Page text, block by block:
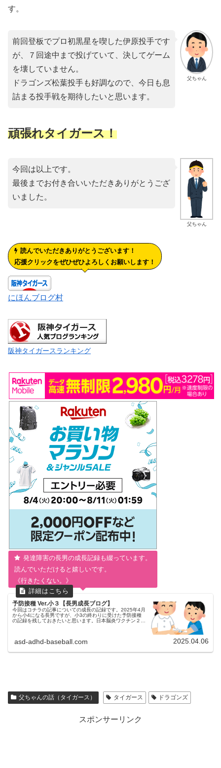
す。
父ちゃん
前回登板でプロ初黒星を喫した伊原投手です
が、７回途中まで投げていて、決してゲーム
を壊していません。
ドラゴンズ松葉投手も好調なので、今日も息
詰まる投手戦を期待したいと思います。
頑張れタイガース！
父ちゃん
今回は以上です。
最後までお付き合いいただきありがとうござ
いました。
読んでいただきありがとうございます！
応援クリックをぜひぜひよろしくお願いします！
にほんブログ村
阪神タイガースランキング
発達障害の長男の成長記録も綴っています。
読んでいただけると嬉しいです。
《行きたくない。》
予防接種 Ver.小３【長男成長ブログ】
今回はコチラの記事についての成長の記録です。2025年4月
から小4になる長男ですが、小3の終わりに受けた予防接種
の記録を残しておきたいと思います。日本脳炎ワクチン２
asd-adhd-baseball.com 2025.04.06
父ちゃんの話（タイガース） タイガース ドラゴンズ
スポンサーリンク